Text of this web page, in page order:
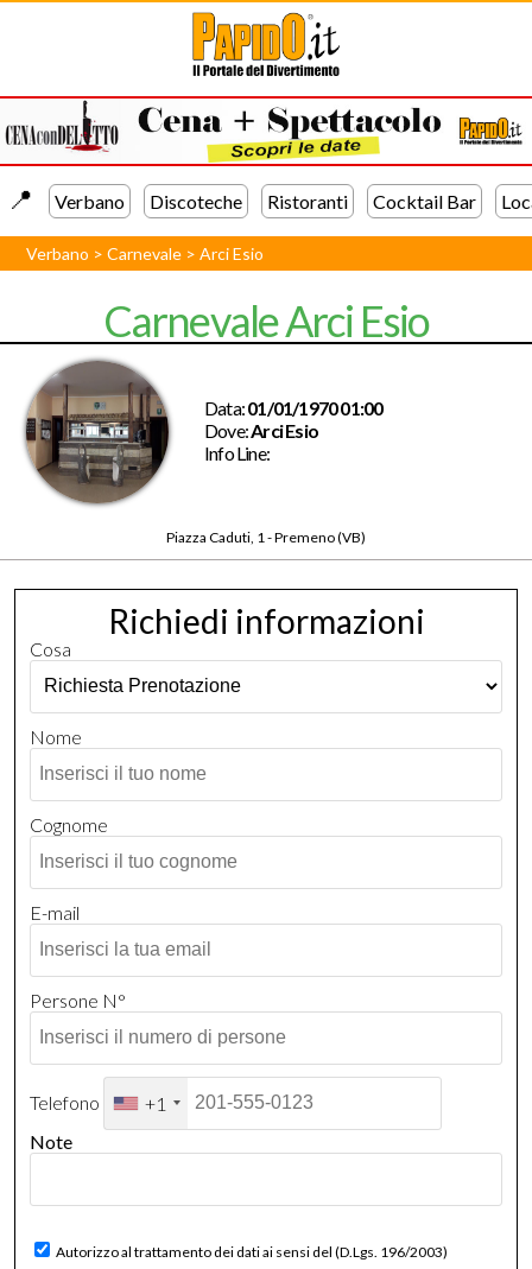
📍️ Verbano Discoteche Ristoranti Cocktail Bar
Verbano >Carnevale >Arci Esio
Carnevale Arci Esio
Data:01/01/1970 01:00
Dove:Arci Esio
Info Line:
Piazza Caduti, 1 - Premeno (VB)
Richiedi informazioni
Cosa
Nome
Cognome
E-mail
Persone N°
Telefono
+1
Note
Autorizzo al trattamento dei dati ai sensi del (D.Lgs. 196/2003)